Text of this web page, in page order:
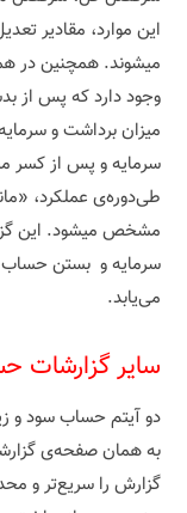
این موارد، مقادیر
میشوند. همچنین در
وجود دارد که پس
میزان برداشت و
سرمایه و پس از کسر
طی‌دوره‌ی عملکرد،
مشخص میشود. این
سرمایه و بستن حساب
می‌یابد.
سایر گزارشات
دو آیتم حساب سود و
به همان صفحه‌ی
گزارش را سریع‌تر و